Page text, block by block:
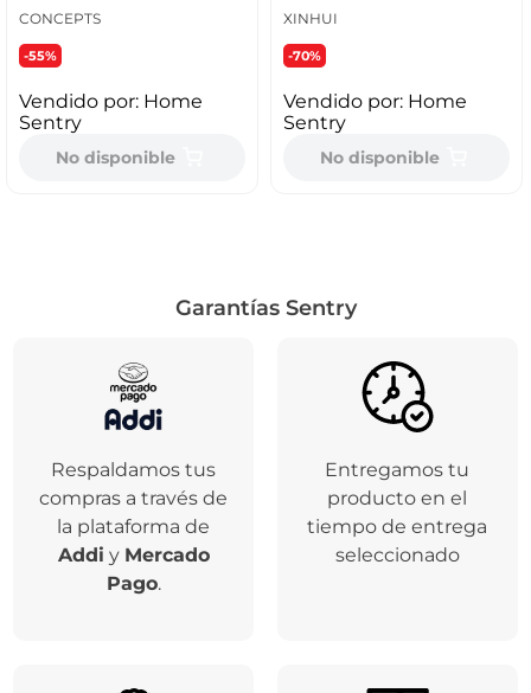
CONCEPTS
-55%
Vendido por: Home
Sentry
No disponible
XINHUI
-70%
Vendido por: Home
Sentry
No disponible
Garantías Sentry
Respaldamos tus
compras a través de
la plataforma de
Addi y Mercado
Pago.
Entregamos tu
producto en el
tiempo de entrega
seleccionado